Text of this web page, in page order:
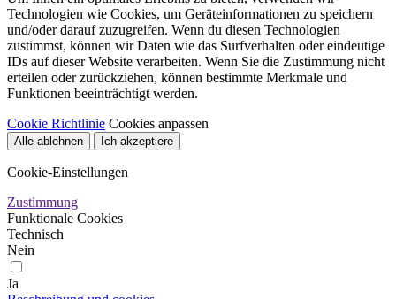
Technologien wie Cookies, um Geräteinformationen zu speichern
und/oder darauf zuzugreifen. Wenn du diesen Technologien
zustimmst, können wir Daten wie das Surfverhalten oder eindeutige
IDs auf dieser Website verarbeiten. Wenn Sie die Zustimmung nicht
erteilen oder zurückziehen, können bestimmte Merkmale und
Funktionen beeinträchtigt werden.
Cookie Richtlinie Cookies anpassen
Alle ablehnen Ich akzeptiere
Cookie-Einstellungen
Zustimmung
Funktionale Cookies
Technisch
Nein
Ja